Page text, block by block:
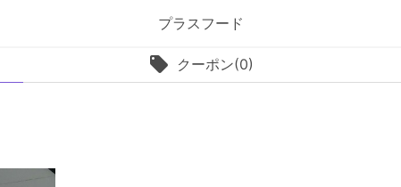
プラスフード
クーポン(0)